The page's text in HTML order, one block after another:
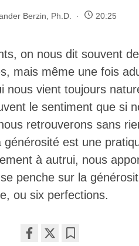
Berzin, Ph.D. 20:25
on nous dit souvent
mais même une fois
nous vient toujours
le sentiment que si
retrouverons sans
est une
à autrui, nous
penche sur la
ou six perfections.